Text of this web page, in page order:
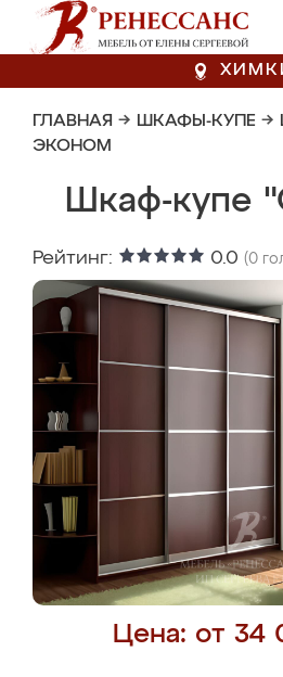
ГЛАВНАЯ → ШКАФЫ-КУПЕ →
ЭКОНОМ
Шкаф-купе
Рейтинг: 0.0 (0
Цена: от 34